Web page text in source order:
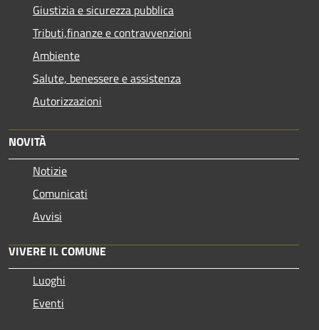
Giustizia e sicurezza pubblica
Tributi,finanze e contravvenzioni
Ambiente
Salute, benessere e assistenza
Autorizzazioni
NOVITÀ
Notizie
Comunicati
Avvisi
VIVERE IL COMUNE
Luoghi
Eventi